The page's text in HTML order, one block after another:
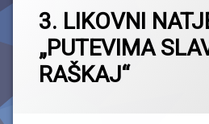
3. LIKOVNI
„PUTEVIMA
RAŠKAJ“